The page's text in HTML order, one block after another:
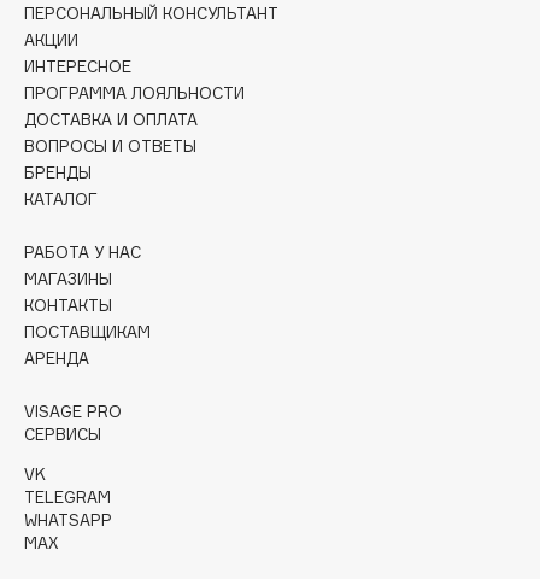
Collagenina
Consly
Corimo
CosRX
Cottolina
Crescina
Curaprox
D
DABO
Darphin
Davines
ПЕРСОНАЛЬНЫЙ КОНСУЛЬТАНТ
АКЦИИ
ИНТЕРЕСНОЕ
ПРОГРАММА ЛОЯЛЬНОСТИ
ДОСТАВКА И ОПЛАТА
ВОПРОСЫ И ОТВЕТЫ
БРЕНДЫ
КАТАЛОГ
РАБОТА У НАС
МАГАЗИНЫ
КОНТАКТЫ
ПОСТАВЩИКАМ
АРЕНДА
VISAGE PRO
СЕРВИСЫ
VK
TELEGRAM
WHATSAPP
MAX